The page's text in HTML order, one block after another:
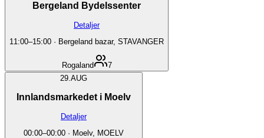
Bergeland Bydelssenter
Detaljer
11:00–15:00 · Bergeland bazar, STAVANGER
Rogaland
7
29.AUG
Innlandsmarkedet i Moelv
Detaljer
00:00–00:00 · Moelv, MOELV